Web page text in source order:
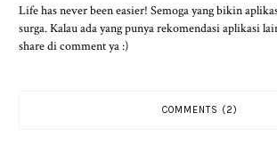
Life has never been easier! Semoga yang bikin
surga. Kalau ada yang punya rekomendasi aplikasi
share di comment ya :)
COMMENTS (2)